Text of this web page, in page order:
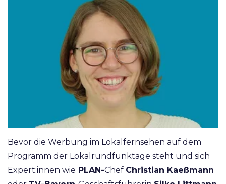
Bevor die Werbung im Lokalfernsehen auf dem
Programm der Lokalrundfunktage steht und sich
Expert:innen wie PLAN-Chef Christian Kaeßmann